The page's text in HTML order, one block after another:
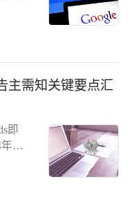
疑
个
主需知关键要点汇
即
12
及
更